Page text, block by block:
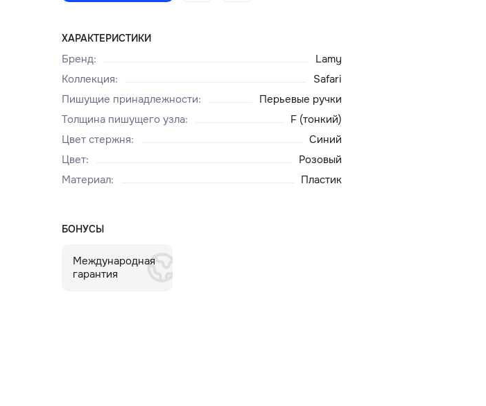
ХАРАКТЕРИСТИКИ
Бренд:
Lamy
Коллекция:
Safari
Пишущие принадлежности:
Перьевые ручки
Толщина пишущего узла:
F (тонкий)
Цвет стержня:
Синий
Цвет:
Розовый
Материал: Пластик
БОНУСЫ
Международная
гарантия
Доставка и оплата